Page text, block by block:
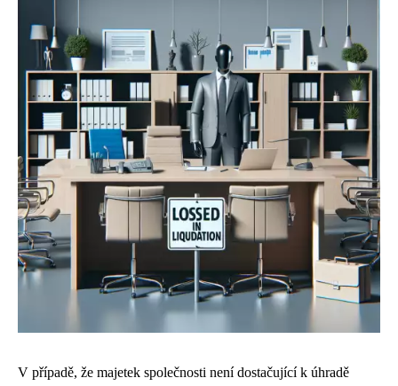
V případě, že majetek společnosti není dostačující k úhradě